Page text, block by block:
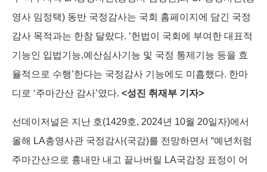
영사 임정택) 동반 국정감사는 국회 홈페이지에 담긴 국정
감사 목적과는 한참 달랐다. ‘헌법이 국회에 부여한 대표적
기능인 입법기능,예산심사기능 및 국정 통제기능 등을 효
율적으로 수행’한다는 국정감사 기능에도 미흡했다. 한마
디로 ‘주마간산 감사’였다. <성진 취재부 기자>
선데이저널은 지난 호(1429호, 2024년 10월 20일자)에서
올해 LA총영사관 국정감사(국감)를 전망하면서 “예년처럼
주마간산으로 흉내만 내고 끝나버릴 LA국감장 표정이 어